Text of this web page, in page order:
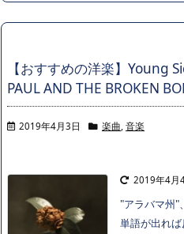
【おすすめの洋楽】Young
PAUL AND THE BROKEN
2019年4月3日 楽曲, 音楽
2019年4月
"アラバマ州"
単語が出れ